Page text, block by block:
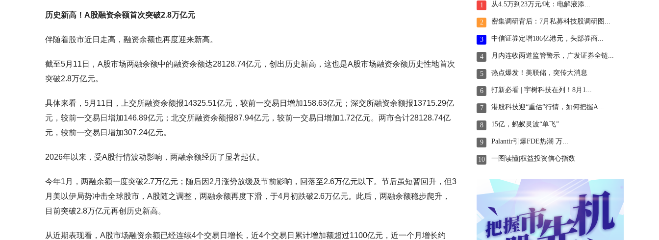
历史新高！A股融资余额首次突破2.8万亿元
伴随着股市近日走高，融资余额也再度迎来新高。
截至5月11日，A股市场两融余额中的融资余额达28128.74亿元，创出历史新高，这也是A股市场融资余额历史性地首次
突破2.8万亿元。
具体来看，5月11日，上交所融资余额报14325.51亿元，较前一交易日增加158.63亿元；深交所融资余额报13715.29亿
元，较前一交易日增加146.89亿元；北交所融资余额报87.94亿元，较前一交易日增加1.72亿元。两市合计28128.74亿
元，较前一交易日增加307.24亿元。
2026年以来，受A股行情波动影响，两融余额经历了显著起伏。
今年1月，两融余额一度突破2.7万亿元；随后因2月涨势放缓及节前影响，回落至2.6万亿元以下。节后虽短暂回升，但3
月美以伊局势冲击全球股市，A股随之调整，两融余额再度下滑，于4月初跌破2.6万亿元。此后，两融余额稳步爬升，
目前突破2.8万亿元再创历史新高。
从近期表现看，A股市场融资余额已经连续4个交易日增长，近4个交易日累计增加额超过1100亿元，近一个月增长约
1 从4.5万到23万元/吨：电解液添...
2 密集调研背后：7月私募科技股调研图...
3 中信证券定增186亿港元，头部券商...
4 月内连收两道监管警示，广发证券全链...
5 热点爆发！美联储，突传大消息
6 打新必看 | 宇树科技在列！8月1...
7 港股科技迎“重估”行情，如何把握A...
8 15亿，蚂蚁灵波“单飞”
9 Palantir引爆FDE热潮 万...
10 一图读懂|权益投资信心指数